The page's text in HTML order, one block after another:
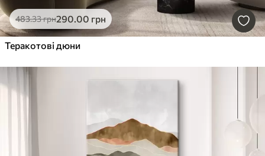
483.33грн290.00 грн
Теракотові дюни